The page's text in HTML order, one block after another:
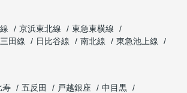
京浜東北線
東急東横線
田線 日比谷線 南北線
東急池上線
寿 五反田 戸越銀座
中目黒